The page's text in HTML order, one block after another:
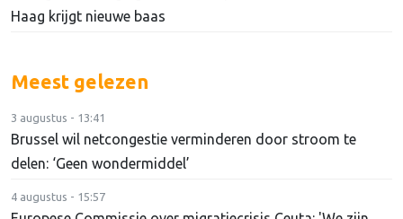
Haag krijgt nieuwe baas
Meest gelezen
3 augustus - 13:41
Brussel wil netcongestie verminderen door stroom te
delen: ‘Geen wondermiddel’
4 augustus - 15:57